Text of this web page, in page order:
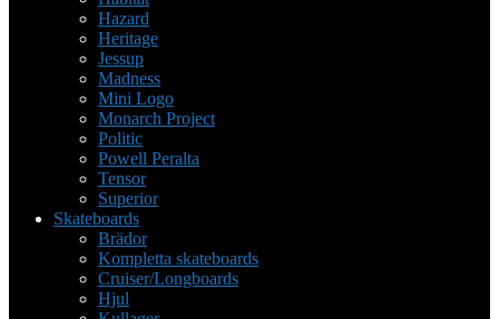
Hazard
Heritage
Jessup
Madness
Mini Logo
Monarch Project
Politic
Powell Peralta
Tensor
Superior
Skateboards
Brädor
Kompletta skateboards
Cruiser/Longboards
Hjul